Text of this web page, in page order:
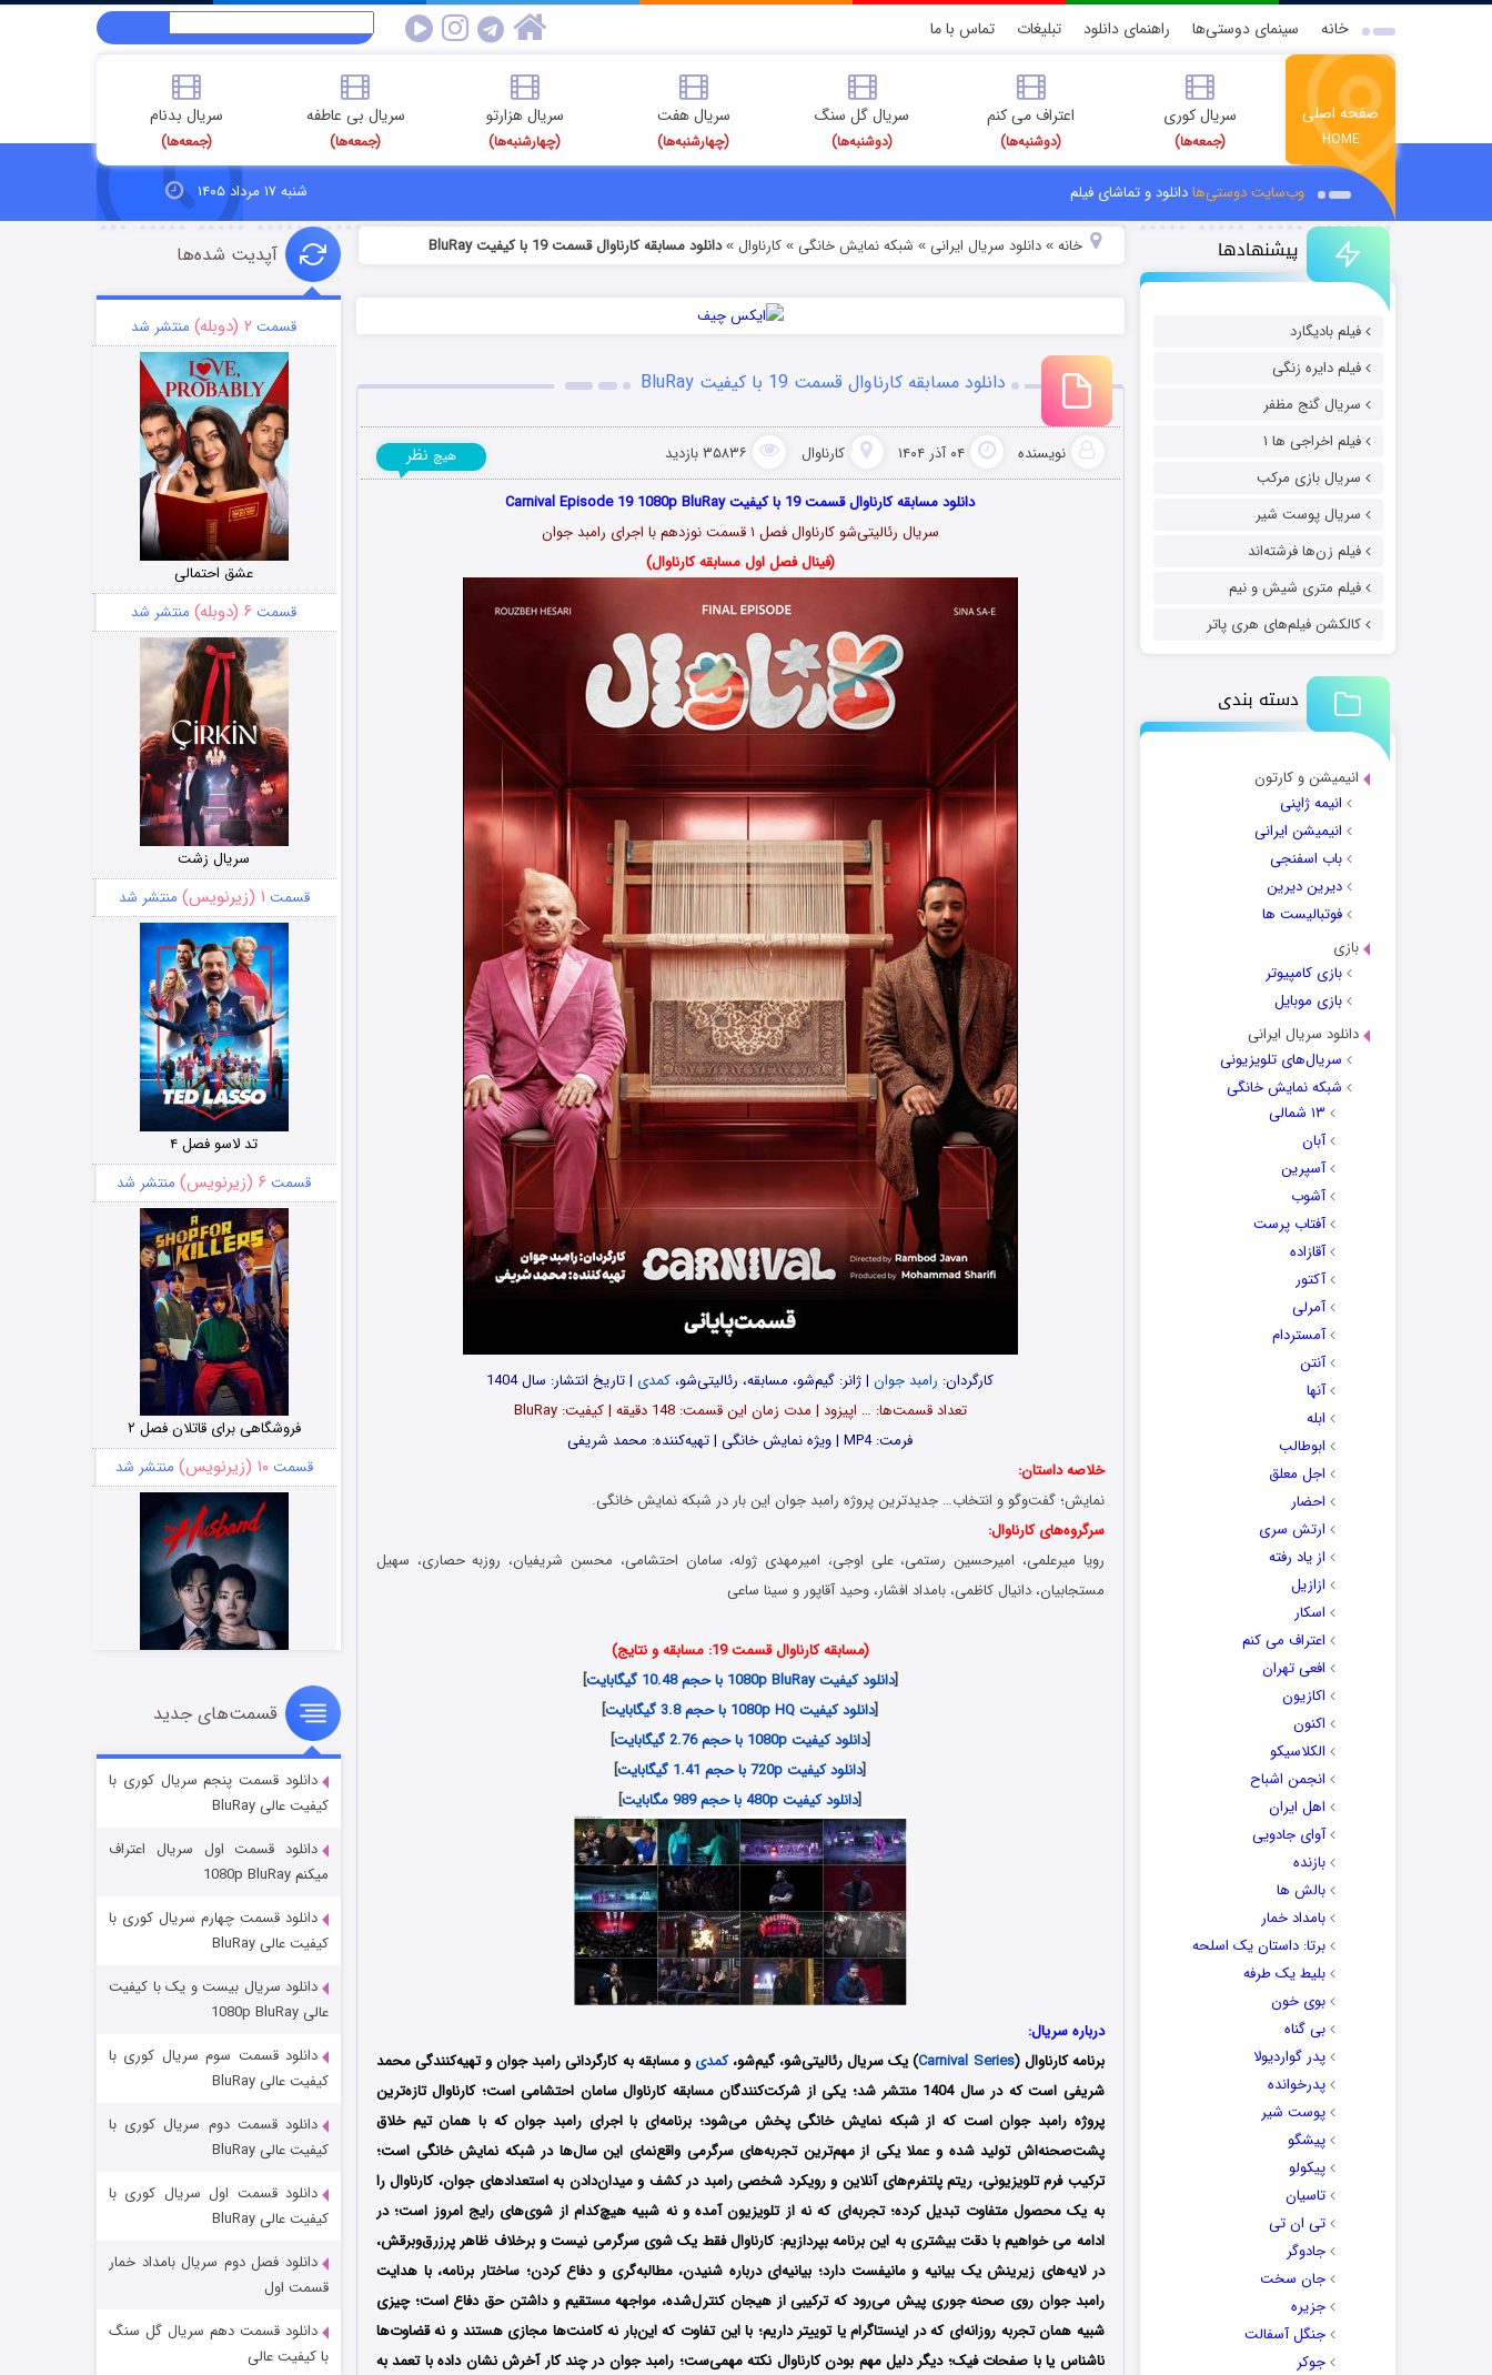
خانه سینمای دوستی‌ها راهنمای دانلود تبلیغات تماس با ما
صفحه اصلی
HOME
سریال کوری
(جمعه‌ها)
اعتراف می کنم
(دوشنبه‌ها)
سریال گل سنگ
(دوشنبه‌ها)
سریال هفت
(چهارشنبه‌ها)
سریال هزارتو
(چهارشنبه‌ها)
سریال بی عاطفه
(جمعه‌ها)
سریال بدنام
(جمعه‌ها)
وب‌سایت دوستی‌هادانلود و تماشای فیلم شنبه ۱۷ مرداد ۱۴۰۵
پیشنهادها
فیلم بادیگارد
فیلم دایره زنگی
سریال گنج مظفر
فیلم اخراجی ها ۱
سریال بازی مرکب
سریال پوست شیر
فیلم زن‌ها فرشته‌اند
فیلم متری شیش و نیم
کالکشن فیلم‌های هری پاتر
دسته بندی
انیمیشن و کارتون
انیمه ژاپنی
انیمیشن ایرانی
باب اسفنجی
دیرین دیرین
فوتبالیست ها
بازی
بازی کامپیوتر
بازی موبایل
دانلود سریال ایرانی
سریال‌های تلویزیونی
شبکه نمایش خانگی
۱۳ شمالی
آبان
آسپرین
آشوب
آفتاب پرست
آقازاده
آکتور
آمرلی
آمستردام
آنتن
آنها
ابله
ابوطالب
اجل معلق
احضار
ارتش سری
از یاد رفته
ازازیل
اسکار
اعتراف می کنم
افعی تهران
اکازیون
اکنون
الکلاسیکو
انجمن اشباح
اهل ایران
آوای جادویی
بازنده
بالش ها
بامداد خمار
برتا: داستان یک اسلحه
بلیط یک‌‌ طرفه
بوی خون
بی گناه
پدر گواردیولا
پدرخوانده
پوست شیر
پیشگو
پیکولو
تاسیان
تی ان تی
جادوگر
جان سخت
جزیره
جنگل آسفالت
جوکر
خانه» دانلود سریال ایرانی » شبکه نمایش خانگی » کارناوال »دانلود مسابقه کارناوال قسمت 19 با کیفیت BluRay
دانلود مسابقه کارناوال قسمت 19 با کیفیت BluRay
نویسنده ۰۴ آذر ۱۴۰۴ کارناوال ۳۵۸۳۶ بازدید هیچ نظر
دانلود مسابقه کارناوال قسمت 19 با کیفیت Carnival Episode 19 1080p BluRay
سریال رئالیتی‌شو کارناوال فصل ۱ قسمت نوزدهم با اجرای رامبد جوان
(فینال فصل اول مسابقه کارناوال)
کارگردان: رامبد جوان| ژانر: گیم‌شو، مسابقه، رئالیتی‌شو، کمدی | تاریخ انتشار: سال 1404
تعداد قسمت‌ها: … اپیزود | مدت زمان این قسمت: 148 دقیقه | کیفیت: BluRay
فرمت: MP4 | ویژه نمایش خانگی | تهیه‌کننده: محمد شریفی
خلاصه داستان:
نمایش؛ گفت‌و‌گو و انتخاب… جدیدترین پروژه رامبد جوان این بار در شبکه نمایش خانگی.
سرگروه‌های کارناوال:
رویا میرعلمی، امیرحسین رستمی، علی اوجی، امیرمهدی ژوله، سامان احتشامی، محسن شریفیان، روزبه حصاری، سهیل
مستجابیان، دانیال کاظمی، بامداد افشار، وحید آقاپور و سینا ساعی
(مسابقه کارناوال قسمت 19: مسابقه و نتایج)
[دانلود کیفیت 1080p BluRay با حجم 10.48 گیگابایت
]
[دانلود کیفیت 1080p HQ با حجم 3.8 گیگابایت
]
[دانلود کیفیت 1080p با حجم 2.76 گیگابایت
]
[دانلود کیفیت 720p با حجم 1.41 گیگابایت
]
[دانلود کیفیت 480p با حجم 989 مگابایت ]
درباره سریال:
برنامه کارناوال (Carnival Series) یک سریال رئالیتی‌شو، گیم‌شو،کمدی و مسابقه به کارگردانی رامبد جوان و تهیه‌کنندگی محمد
شریفی است که در سال 1404 منتشر شد؛ یکی از شرکت‌کنندگان مسابقه کارناوال سامان احتشامی است؛ کارناوال تازه‌ترین
پروژه رامبد جوان است که از شبکه نمایش خانگی پخش می‌شود؛ برنامه‌ای با اجرای رامبد جوان که با همان تیم خلاق
پشت‌صحنه‌اش تولید شده و عملا یکی از مهم‌ترین تجربه‌های سرگرمی واقع‌نمای این سال‌ها در شبکه نمایش خانگی است؛
ترکیب فرم تلویزیونی، ریتم پلتفرم‌های آنلاین و رویکرد شخصی رامبد در کشف و میدان‌دادن به استعدادهای جوان، کارناوال را
به یک محصول متفاوت تبدیل کرده؛ تجربه‌ای که نه از تلویزیون آمده و نه شبیه هیچ‌کدام از شوی‌های رایج امروز است؛ در
ادامه می خواهیم با دقت بیشتری به این برنامه بپردازیم: کارناوال فقط یک شوی سرگرمی نیست و برخلاف ظاهر پرزرق‌وبرقش،
در لایه‌های زیرینش یک بیانیه و مانیفست دارد؛ بیانیه‌ای درباره شنیدن، مطالبه‌گری و دفاع کردن؛ ساختار برنامه، با هدایت
رامبد جوان روی صحنه جوری پیش می‌رود که ترکیبی از هیجان کنترل‌شده، مواجهه مستقیم و داشتن حق دفاع است؛ چیزی
شبیه همان تجربه روزانه‌ای که در اینستاگرام یا توییتر داریم؛ با این تفاوت که این‌بار نه کامنت‌ها مجازی‌ هستند و نه قضاوت‌ها
ناشناس یا با صفحات فیک؛ دیگر دلیل مهم بودن کارناوال نکته مهمی‌ست؛ رامبد جوان در چند کار آخرش نشان داده با تعمد به
آپدیت شده‌ها
قسمت ۲ (دوبله) منتشر شد
عشق احتمالی
قسمت ۶ (دوبله) منتشر شد
سریال زشت
قسمت ۱ (زیرنویس) منتشر شد
تد لاسو فصل ۴
قسمت ۶ (زیرنویس) منتشر شد
فروشگاهی برای قاتلان فصل ۲
قسمت۱۰ (زیرنویس) منتشر شد
شوهر
قسمت۸ (زیرنویس) منتشر شد
عملیات آپارتمان
مردگان متحرک: شهر مرده ۳
قسمت ۲ (زیرنویس) منتشر شد
قسمت‌های جدید
دانلود قسمت پنجم سریال کوری با
کیفیت عالی BluRay
دانلود قسمت اول سریال اعتراف
میکنم 1080p BluRay
دانلود قسمت چهارم سریال کوری با
کیفیت عالی BluRay
دانلود سریال بیست و یک با کیفیت
عالی 1080p BluRay
دانلود قسمت سوم سریال کوری با
کیفیت عالی BluRay
دانلود قسمت دوم سریال کوری با
کیفیت عالی BluRay
دانلود قسمت اول سریال کوری با
کیفیت عالی BluRay
دانلود فصل دوم سریال بامداد خمار
قسمت اول
دانلود قسمت دهم سریال گل سنگ
با کیفیت عالی